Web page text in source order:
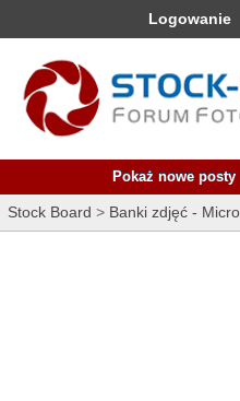
Logowanie
Pokaż nowe posty
Stock Board > Banki zdjęć -